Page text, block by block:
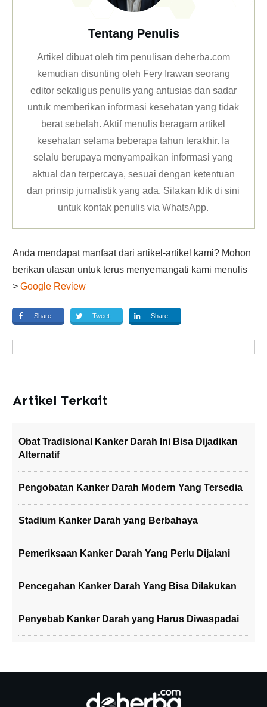
Tentang Penulis
Artikel dibuat oleh tim penulisan deherba.com
kemudian disunting oleh Fery Irawan seorang
editor sekaligus penulis yang antusias dan sadar
untuk memberikan informasi kesehatan yang tidak
berat sebelah. Aktif menulis beragam artikel
kesehatan selama beberapa tahun terakhir. Ia
selalu berupaya menyampaikan informasi yang
aktual dan terpercaya, sesuai dengan ketentuan
dan prinsip jurnalistik yang ada. Silakan klikdi sini
untuk kontak penulis via WhatsApp.
Anda mendapat manfaat dari artikel-artikel kami? Mohon
berikan ulasan untuk terus menyemangati kami menulis
> Google Review
Share Tweet Share
Artikel Terkait
Obat Tradisional Kanker Darah Ini Bisa Dijadikan
Alternatif
Pengobatan Kanker Darah Modern Yang Tersedia
Stadium Kanker Darah yang Berbahaya
Pemeriksaan Kanker Darah Yang Perlu Dijalani
Pencegahan Kanker Darah Yang Bisa Dilakukan
Penyebab Kanker Darah yang Harus Diwaspadai